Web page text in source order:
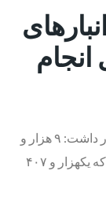
علی وفاخواه روز چهارشنبه به خبرنگار ایرنا اظهار داشت: ۹ هزار و
۴۳ انبار و مرکز نگهداری کالا در استان وجود دارد که یکهزار و ۴۰۷